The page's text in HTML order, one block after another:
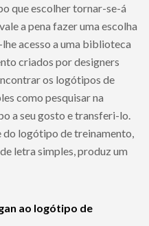
que escolher tornar-se-á
a pena fazer uma escolha
acesso a uma biblioteca
criados por designers
os logótipos de
como pesquisar na
a seu gosto e transferi-lo.
logótipo de treinamento,
letra simples, produz um
ao logótipo de